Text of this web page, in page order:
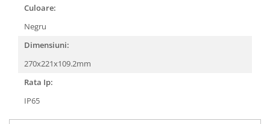
Culoare:
Negru
Dimensiuni:
270x221x109.2mm
Rata Ip:
IP65